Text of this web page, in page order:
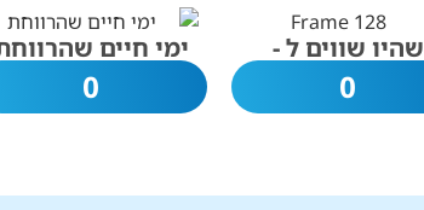
שהיו שווים ל -
0
ימי חיים
0